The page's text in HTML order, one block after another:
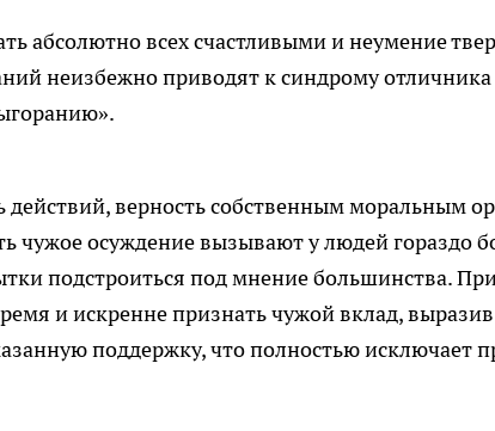
абсолютно всех счастливыми и неумение
неизбежно приводят к синдрому
действий, верность собственным моральным
чужое осуждение вызывают у людей гораздо
подстроиться под мнение большинства.
и искренне признать чужой вклад,
поддержку, что полностью исключает